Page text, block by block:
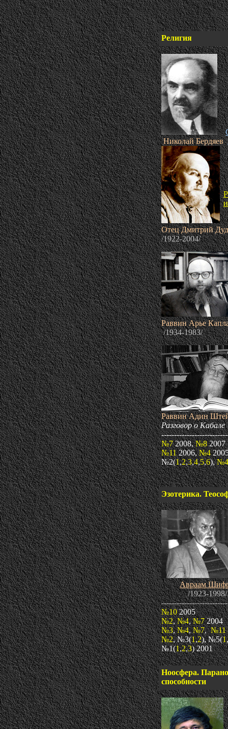
Религия
Николай Бердяев
Отец Дмитрий
/1922-2004/
Раввин Арье
/1934-1983/
Раввин Адин
Разговор о
№72008, №82007
№112006,№4
№2(1,2,3,4,5,6),№4
Эзотерика.
Авраам
/1923-1998/
№102005
№2,№4,№72004
№3,№4,№7,№11
№2, №3(1,2), №5(1,
№1(1,2,3) 2001
Ноосфера.
способности